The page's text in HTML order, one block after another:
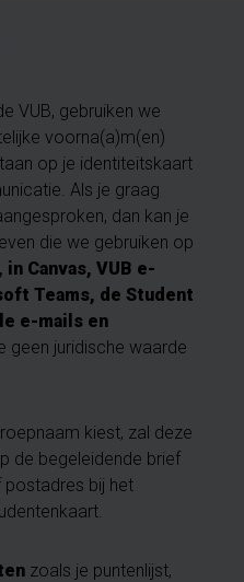
VUB, gebruiken we
voorna(a)m(en)
op je identiteitskaart
Als je graag
dan kan je
die we gebruiken op
Canvas, VUB e-
Teams, de Student
e-mails en
geen juridische waarde
kiest, zal deze
de begeleidende brief
postadres bij het
zoals je puntenlijst,